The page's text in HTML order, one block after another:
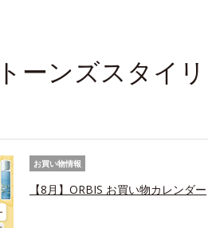
ーンズスタイ
お買い物情報
【8月】ORBIS お買い物カレンダー